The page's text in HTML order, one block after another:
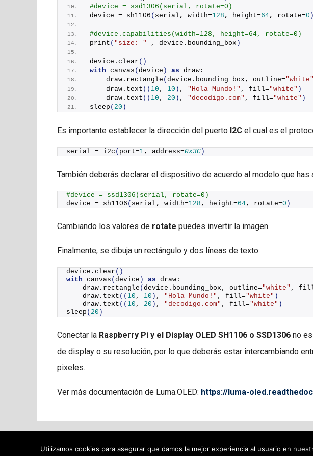
#device = ssd1306(serial, rotate=0)
device = sh1106 ( serial, width=128 , height=64, rotate=0 )
#device.capabilities(width=128, height=64, rotate=0)
print ( "size: " , device.bounding_box )
device. clear ()
with canvas ( device ) as draw:
    draw.
rectangle ( device.bounding_box, outline="white"
    draw.
text (( 10 , 10 ) , "Hola Mundo!" , fill="white" )
    draw.
text (( 10 , 20 ) , "decodigo.com" , fill="white" )
sleep ( 20 )
Es importante establecer la dirección del puerto I2C el cual es el
serial = i2c ( port=1, address=0x3C )
También deberás declarar el dispositivo de acuerdo al modelo que has
#device = ssd1306(serial, rotate=0)
device = sh1106 ( serial, width=128 , height=64, rotate=0 )
Cambiando los valores de rotate puedes invertir la imagen.
Finalmente, se dibuja un rectángulo y dos líneas de texto:
device. clear ()
with canvas ( device ) as draw:
    draw.
rectangle ( device.bounding_box, outline="white" ,
    draw.
text (( 10 , 10 ) , "Hola Mundo!" , fill="white" )
    draw.
text (( 10 , 20 ) , "decodigo.com" , fill="white" )
sleep ( 20 )
Conectar la Raspberry Pi y el Display OLED SH1106 o SSD1306 no
de display o su resolución, por lo que deberás estar intercambiando
pixeles.
Ver más documentación de Luma.OLED: https://luma-
© 2026
Utilizamos cookies para asegurar que damos la mejor experiencia al usuario en